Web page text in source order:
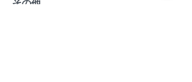
​その他